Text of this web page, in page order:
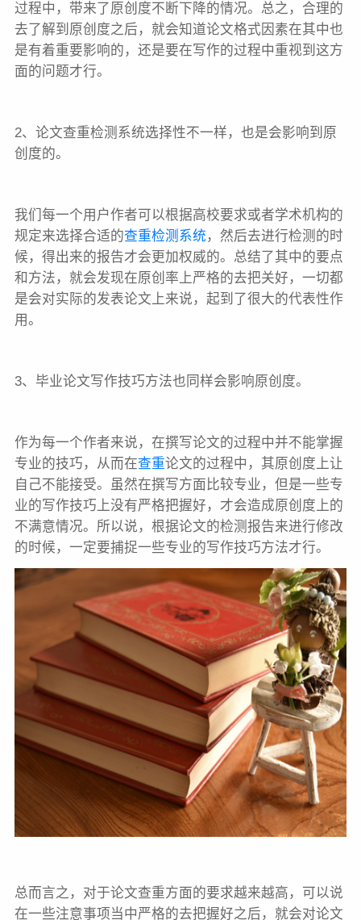
过程中，带来了原创度不断下降的情况。总之，合理的
去了解到原创度之后，就会知道论文格式因素在其中也
是有着重要影响的，还是要在写作的过程中重视到这方
面的问题才行。
2、论文查重检测系统选择性不一样，也是会影响到原
创度的。
我们每一个用户作者可以根据高校要求或者学术机构的
规定来选择合适的查重检测系统 ，然后去进行检测的时
候，得出来的报告才会更加权威的。总结了其中的要点
和方法，就会发现在原创率上严格的去把关好，一切都
是会对实际的发表论文上来说，起到了很大的代表性作
用。
3、毕业论文写作技巧方法也同样会影响原创度。
作为每一个作者来说，在撰写论文的过程中并不能掌握
专业的技巧，从而在查重论文的过程中，其原创度上让
自己不能接受。虽然在撰写方面比较专业，但是一些专
业的写作技巧上没有严格把握好，才会造成原创度上的
不满意情况。所以说，根据论文的检测报告来进行修改
的时候，一定要捕捉一些专业的写作技巧方法才行。
总而言之，对于论文查重方面的要求越来越高，可以说
在一些注意事项当中严格的去把握好之后，就会对论文